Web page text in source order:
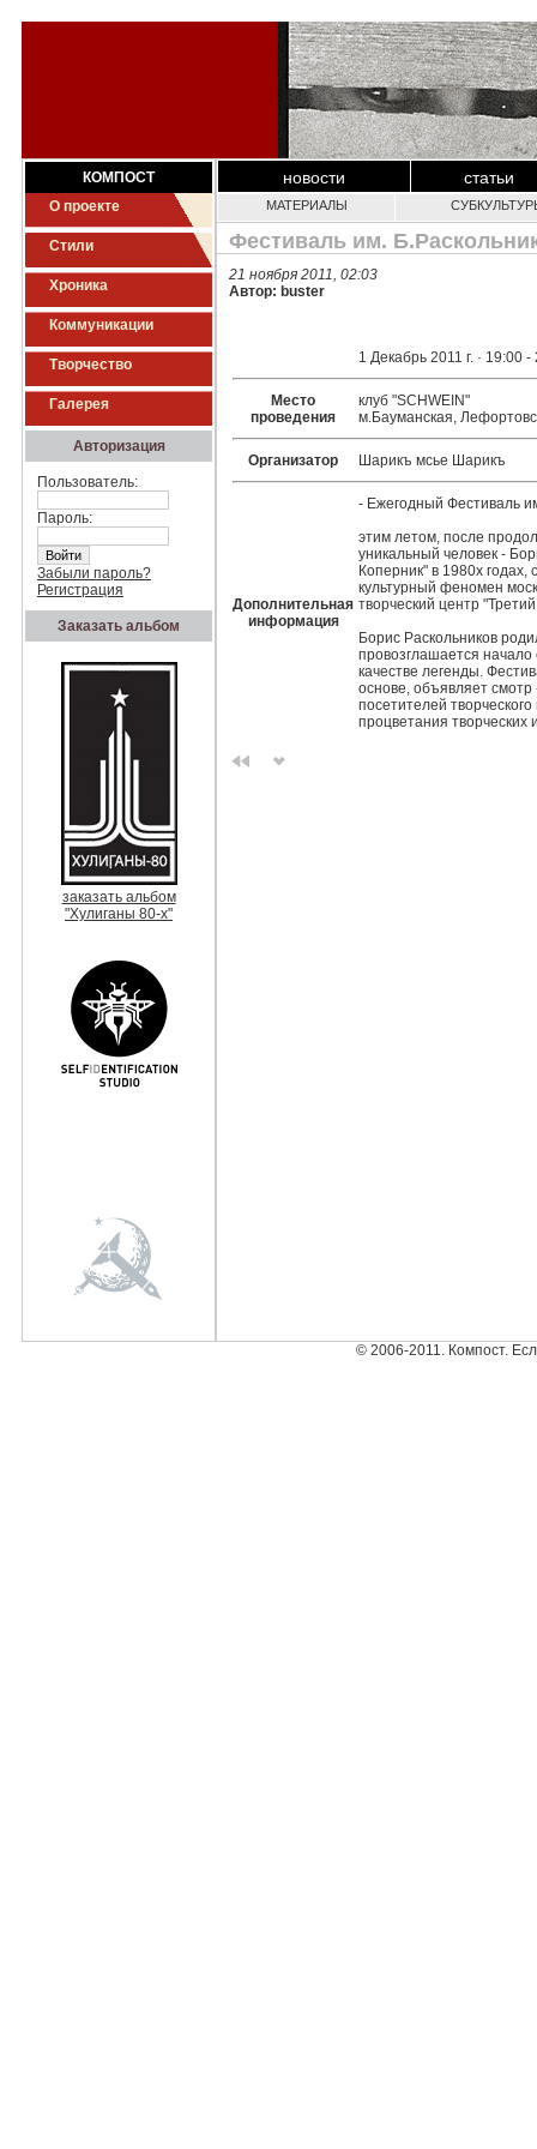
КОМПОСТ
О проекте
Стили
Хроника
Коммуникации
Творчество
Галерея
Авторизация
Пользователь:
Пароль:
Забыли пароль?
Регистрация
Заказать альбом
заказать альбом
"Хулиганы 80-х"
новости статьи
МАТЕРИАЛЫ
Фестиваль им.
21 ноября 2011, 02:03
Автор: buster
1 Декабрь 2011 г. · 19:00 -
Место
проведения
клуб "SCHWEIN"
м.Бауманская,
Организатор Шарикъ мсье Шарикъ
Дополнительная
информация
- Ежегодный Фестиваль
этим летом, после
уникальный человек -
Коперник" в 1980х
культурный феномен
творческий центр
Борис Раскольников
провозглашается начало
качестве легенды.
основе, объявляет
посетителей
процветания творческих
© 2006-2011. Компост.